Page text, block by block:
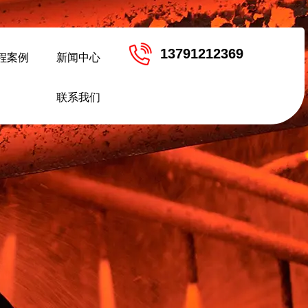
案例 新闻中心
联系我们
13791212369